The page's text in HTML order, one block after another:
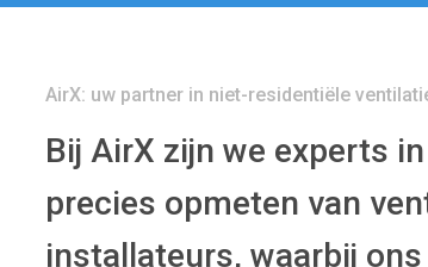
AirX: uw partner in niet-residentiële
Bij AirX zijn we experts
precies opmeten van
installateurs, waarbij